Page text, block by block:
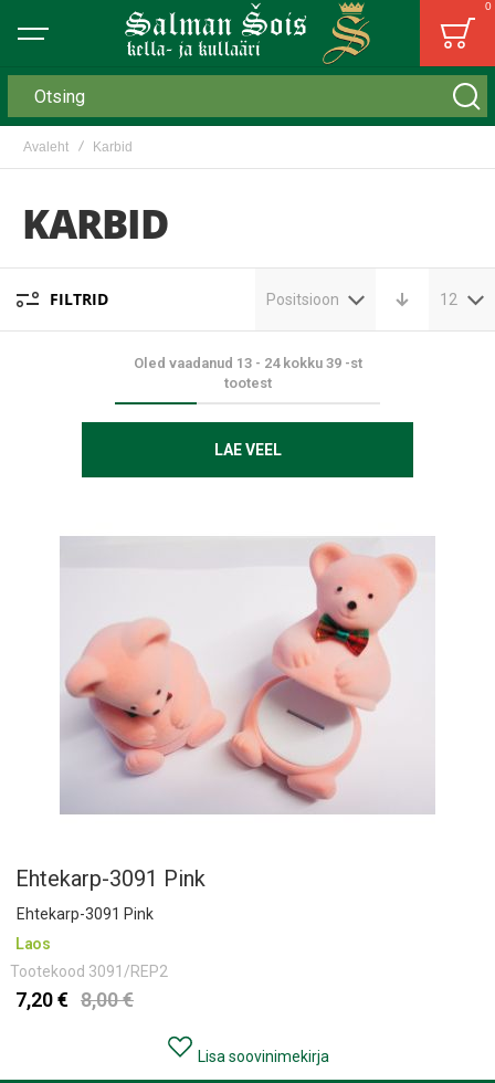
Bag
0
Otsing
Avaleht Karbid
KARBID
FILTRID Positsioon 12
Oled vaadanud 13- 24kokku 39-st
tootest
LAE VEEL
Ehtekarp-3091 Pink
Ehtekarp-3091 Pink
Laos
Tootekood 3091/REP2
7,20 € 8,00 €
Lisa soovinimekirja